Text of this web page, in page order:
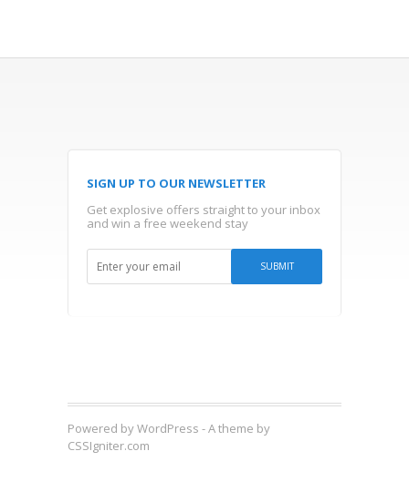
SIGN UP TO OUR NEWSLETTER
Get explosive offers straight to your inbox
and win a free weekend stay
Powered by WordPress - A theme by
CSSIgniter.com